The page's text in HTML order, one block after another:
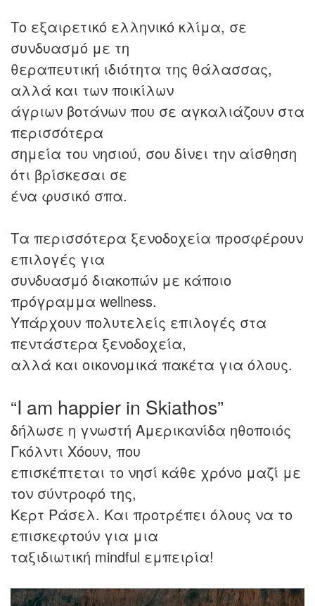
Το εξαιρετικό ελληνικό κλίμα, σε
συνδυασμό με τη
θεραπευτική ιδιότητα της θάλασσας,
αλλά και των ποικίλων
άγριων βοτάνων που σε αγκαλιάζουν στα
περισσότερα
σημεία του νησιού, σου δίνει την αίσθηση
ότι βρίσκεσαι σε
ένα φυσικό σπα.
Τα περισσότερα ξενοδοχεία προσφέρουν
επιλογές για
συνδυασμό διακοπών με κάποιο
πρόγραμμα wellness.
Υπάρχουν πολυτελείς επιλογές στα
πεντάστερα ξενοδοχεία,
αλλά και οικονομικά πακέτα για όλους.
“Ι am happier in Skiathos”
δήλωσε η γνωστή Αμερικανίδα ηθοποιός
Γκόλντι Χόουν, που
επισκέπτεται το νησί κάθε χρόνο μαζί με
τον σύντροφό της,
Κερτ Ράσελ. Και προτρέπει όλους να το
επισκεφτούν για μια
ταξιδιωτική mindful εμπειρία!